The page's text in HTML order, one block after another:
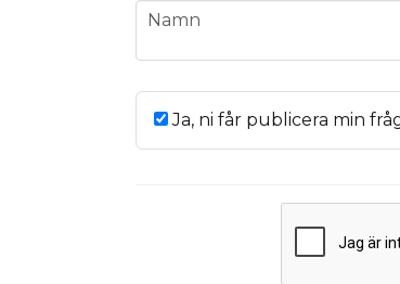
name
Namn
Ja, ni får publicera min